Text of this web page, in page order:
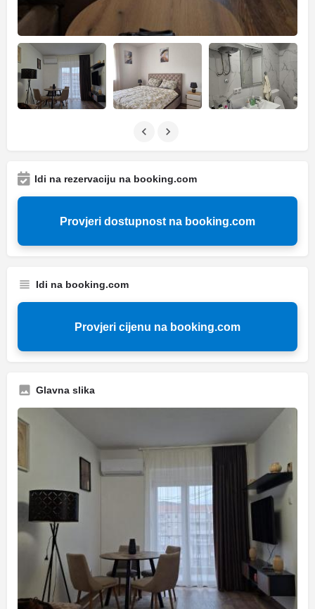
Idi na rezervaciju na booking.com
Provjeri dostupnost na booking.com
Idi na booking.com
Provjeri cijenu na booking.com
Glavna slika